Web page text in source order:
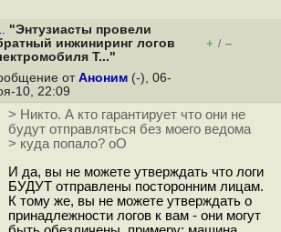
"Энтузиасты провели
инжиниринг логов
T..."
+ / –
от Аноним (-), 06-
10, 22:09
> Никто. А кто гарантирует что они не
будут отправляться без моего ведома
> куда попало? oO
И да, вы не можете утверждать что логи
БУДУТ отправлены посторонним лицам.
К тому же, вы не можете утверждать о
принадлежности логов к вам - они могут